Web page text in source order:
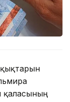
қаласының